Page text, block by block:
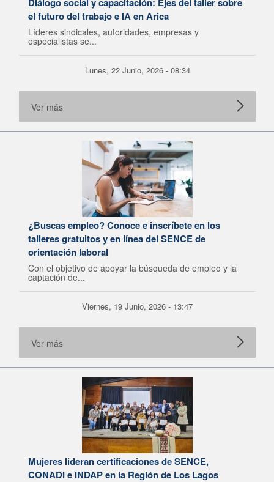
el futuro del trabajo e IA en Arica
Líderes sindicales, autoridades, empresas y
especialistas se...
Lunes, 22 Junio, 2026 - 08:34
Ver más
¿Buscas empleo? Conoce e inscríbete en los
talleres gratuitos y en línea del SENCE de
orientación laboral
Con el objetivo de apoyar la búsqueda de empleo y la
captación de...
Viernes, 19 Junio, 2026 - 13:47
Ver más
Mujeres lideran certificaciones de SENCE,
CONADI e INDAP en la Región de Los Lagos